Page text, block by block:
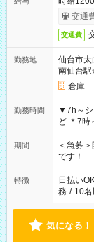
交通
交通費
勤務地
仙台市太
南仙台
倉庫
勤務時間
▼7h～シ
ど ＊7時
期間
＜急募
です！
特徴 日払い
務 / 10
気になる！